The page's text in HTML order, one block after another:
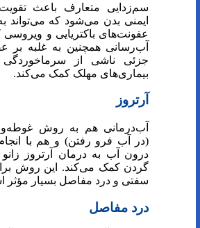
سم‌زدایی متعارف باعث
ایمنی بدن می‌شود که می‌تواند
عفونت‌های باکتریایی و
آب‌رسانی همچنین به غلبه بر
جزئی ناشی از سرماخوردگی
بیماری‌های مهلک کمک می‌کند.
آرتروز
آب‌درمانی هم به روش
(در آب فرو رفتن) و هم با
درون آب به درمان آرتروز زانو
گردن کمک می‌کند. این روش
سفتی و درد مفاصل بسیار مؤثر
درد مفاصل